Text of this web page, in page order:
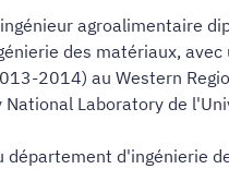
agroalimentaire
des matériaux,
2014) au Western
Laboratory de
d'ingénierie